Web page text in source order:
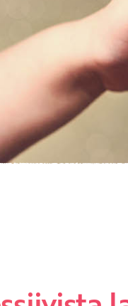
ole vielä asiakkaamme?
tästä!